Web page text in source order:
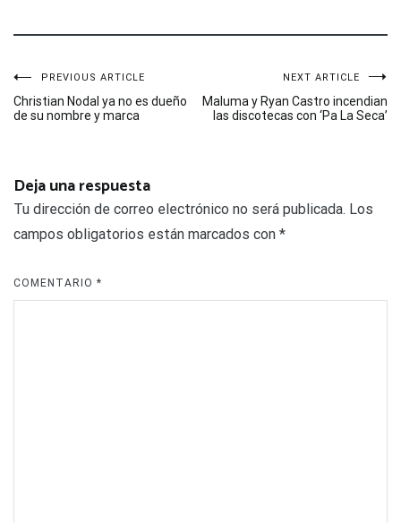
Navegación
de
entradas
PREVIOUS ARTICLE
Christian Nodal ya no es dueño
de su nombre y marca
NEXT ARTICLE
Maluma y Ryan Castro incendian
las discotecas con ‘Pa La Seca’
Deja una respuesta
Tu dirección de correo electrónico no será publicada. Los
campos obligatorios están marcados con *
COMENTARIO *